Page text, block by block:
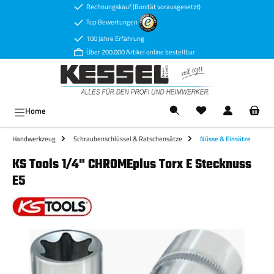
Zum Hauptinhalt springenRechnungskauf (Bonität vorausgesetzt)
Top Bewertungen
100 Jahre Erfahrung
Über 200.000 Artikel online bestellbar
Home
Handwerkzeug Schraubenschlüssel & Ratschensätze Nüsse & Einsätze
KS Tools 1/4" CHROMEplus Torx E Stecknuss
E5
Bildergalerie überspringen